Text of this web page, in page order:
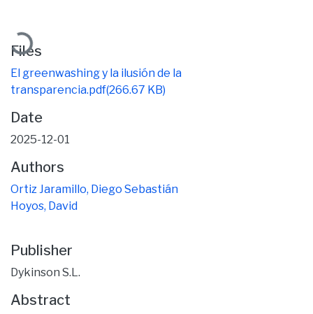
Loading...
Files
El greenwashing y la ilusión de la
transparencia.pdf(266.67 KB)
Date
2025-12-01
Authors
Ortiz Jaramillo, Diego Sebastián
Hoyos, David
Publisher
Dykinson S.L.
Abstract